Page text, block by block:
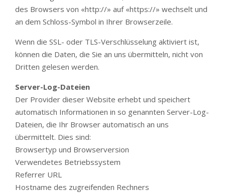
des Browsers von «http://» auf «https://» wechselt und
an dem Schloss-Symbol in Ihrer Browserzeile.
Wenn die SSL- oder TLS-Verschlüsselung aktiviert ist,
können die Daten, die Sie an uns übermitteln, nicht von
Dritten gelesen werden.
Server-Log-Dateien
Der Provider dieser Website erhebt und speichert
automatisch Informationen in so genannten Server-Log-
Dateien, die Ihr Browser automatisch an uns
übermittelt. Dies sind:
Browsertyp und Browserversion
Verwendetes Betriebssystem
Referrer URL
Hostname des zugreifenden Rechners